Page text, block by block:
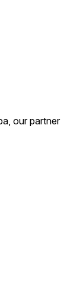
our partner